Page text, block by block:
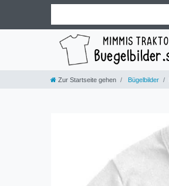
Zur Startseite gehen Bügelbilder